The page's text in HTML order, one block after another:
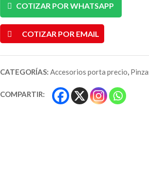
COTIZAR POR WHATSAPP
COTIZAR POR EMAIL
CATEGORÍAS: Accesorios porta precio,
COMPARTIR: